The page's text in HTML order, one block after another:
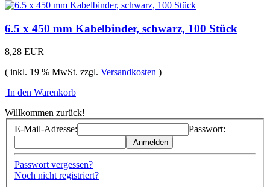
6.5 x 450 mm Kabelbinder, schwarz, 100 Stück
8,28 EUR
( inkl. 19 % MwSt. zzgl. Versandkosten )
In den Warenkorb
Willkommen zurück!
E-Mail-Adresse:
Passwort:
Anmelden
Passwort vergessen?
Noch nicht registriert?